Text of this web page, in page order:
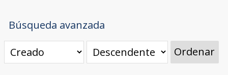
Búsqueda avanzada
Ordenar